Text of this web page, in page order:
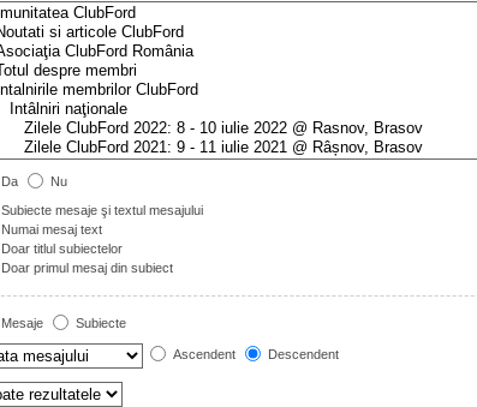
Da
Nu
Subiecte mesaje şi textul mesajului
Numai mesaj text
Doar titlul subiectelor
Doar primul mesaj din subiect
Mesaje
Subiecte
Ascendent Descendent